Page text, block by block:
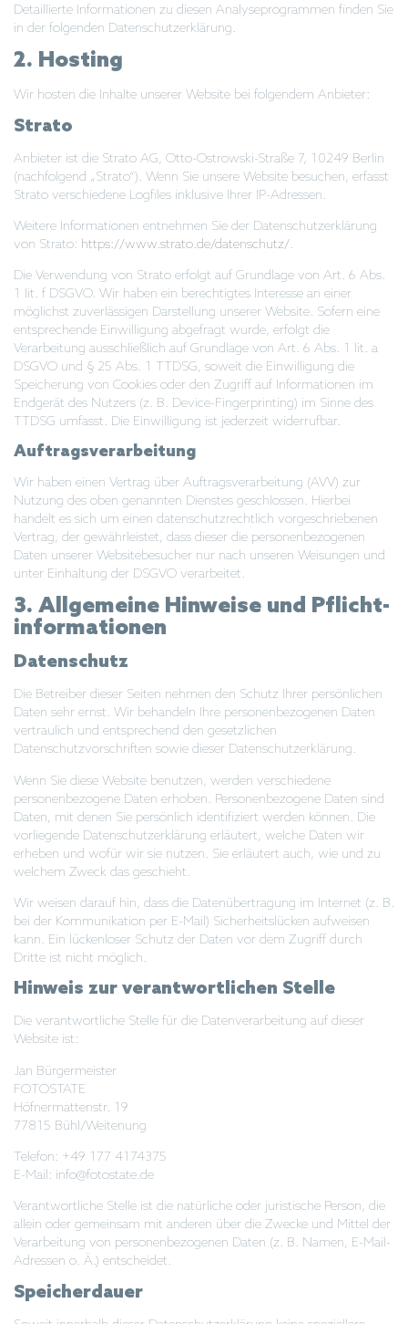
Detaillierte Informationen zu diesen Analyseprogrammen finden Sie
in der folgenden Datenschutzerklärung.
2. Hosting
Wir hosten die Inhalte unserer Website bei folgendem Anbieter:
Strato
Anbieter ist die Strato AG, Otto-Ostrowski-Straße 7, 10249 Berlin
(nachfolgend „Strato“). Wenn Sie unsere Website besuchen, erfasst
Strato verschiedene Logfiles inklusive Ihrer IP-Adressen.
Weitere Informationen entnehmen Sie der Datenschutzerklärung
von Strato: https://www.strato.de/datenschutz/.
Die Verwendung von Strato erfolgt auf Grundlage von Art. 6 Abs.
1 lit. f DSGVO. Wir haben ein berechtigtes Interesse an einer
möglichst zuverlässigen Darstellung unserer Website. Sofern eine
entsprechende Einwilligung abgefragt wurde, erfolgt die
Verarbeitung ausschließlich auf Grundlage von Art. 6 Abs. 1 lit. a
DSGVO und § 25 Abs. 1 TTDSG, soweit die Einwilligung die
Speicherung von Cookies oder den Zugriff auf Informationen im
Endgerät des Nutzers (z. B. Device-Fingerprinting) im Sinne des
TTDSG umfasst. Die Einwilligung ist jederzeit widerrufbar.
Auftragsverarbeitung
Wir haben einen Vertrag über Auftragsverarbeitung (AVV) zur
Nutzung des oben genannten Dienstes geschlossen. Hierbei
handelt es sich um einen datenschutzrechtlich vorgeschriebenen
Vertrag, der gewährleistet, dass dieser die personenbezogenen
Daten unserer Websitebesucher nur nach unseren Weisungen und
unter Einhaltung der DSGVO verarbeitet.
3. Allgemeine Hinweise und Pflicht­
informationen
Datenschutz
Die Betreiber dieser Seiten nehmen den Schutz Ihrer persönlichen
Daten sehr ernst. Wir behandeln Ihre personenbezogenen Daten
vertraulich und entsprechend den gesetzlichen
Datenschutzvorschriften sowie dieser Datenschutzerklärung.
Wenn Sie diese Website benutzen, werden verschiedene
personenbezogene Daten erhoben. Personenbezogene Daten sind
Daten, mit denen Sie persönlich identifiziert werden können. Die
vorliegende Datenschutzerklärung erläutert, welche Daten wir
erheben und wofür wir sie nutzen. Sie erläutert auch, wie und zu
welchem Zweck das geschieht.
Wir weisen darauf hin, dass die Datenübertragung im Internet (z. B.
bei der Kommunikation per E-Mail) Sicherheitslücken aufweisen
kann. Ein lückenloser Schutz der Daten vor dem Zugriff durch
Dritte ist nicht möglich.
Hinweis zur verantwortlichen Stelle
Die verantwortliche Stelle für die Datenverarbeitung auf dieser
Website ist:
Jan Bürgermeister
FOTOSTATE
Höfnermattenstr. 19
77815 Bühl/Weitenung
Telefon: +49 177 4174375
E-Mail: info@fotostate.de
Verantwortliche Stelle ist die natürliche oder juristische Person, die
allein oder gemeinsam mit anderen über die Zwecke und Mittel der
Verarbeitung von personenbezogenen Daten (z. B. Namen, E-Mail-
Adressen o. Ä.) entscheidet.
Speicherdauer